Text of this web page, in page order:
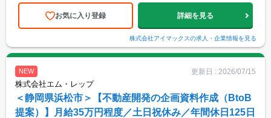
ど）に現場あり。 ■関西支店 神戸営業所 兵庫県神戸市中央区
東町122-2 港都ビル8階 └アクセス：「三宮・花時計前駅」から徒
歩2分、「三宮駅」から徒歩8分 ※関西、近畿圏を中心としたエリ
アのほか、西日本（九州・四国・中国）にも現場あり。 ■関
西支店 大阪事務所 大阪府大阪市北区梅田1-1-3-500 大阪駅前第3ビ
ル5階10号 └アクセス：阪急電鉄「大阪梅田駅」、御堂筋線「梅田
駅」、JR「大阪駅」よりアクセス良好 ※関西、近畿圏を中心とし
お気に入り登録 詳細を見る
株式会社アイマックスの求人・企業情報を見る
NEW 更新日 : 2026/07/15
株式会社エム・レップ
＜静岡県浜松市＞【不動産開発の企画資料作成（BtoB
提案）】月給35万円程度／土日祝休み／年間休日125日